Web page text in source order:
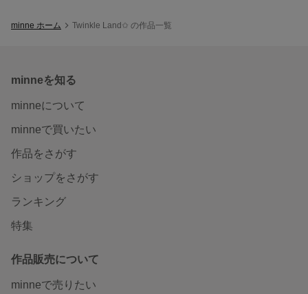
minne ホーム Twinkle Land✩ の作品一覧
minneを知る
minneについて
minneで買いたい
作品をさがす
ショップをさがす
ランキング
特集
作品販売について
minneで売りたい